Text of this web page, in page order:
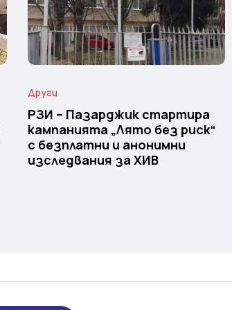
Други
РЗИ – Пазарджик стартира
кампанията „Лято без риск“
с безплатни и анонимни
изследвания за ХИВ